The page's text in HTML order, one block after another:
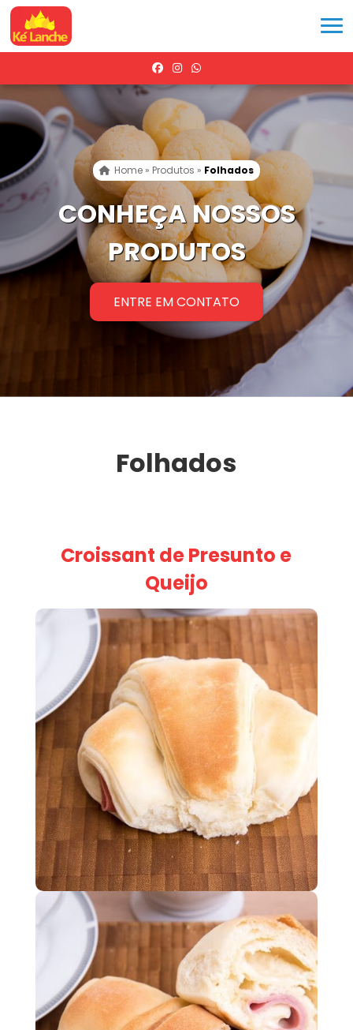
Home » Produtos » Folhados
CONHEÇA NOSSOS
PRODUTOS
ENTRE EM CONTATO
Folhados
Croissant de Presunto e
Queijo